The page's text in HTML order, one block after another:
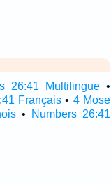
26:41 Multilingue•
Français • 4 Mose
•
Numbers 26:41